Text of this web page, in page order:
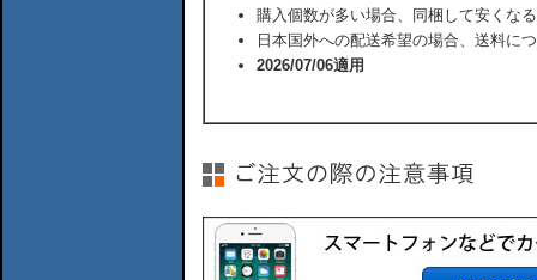
購入個数が多い場合、同梱して安くな
日本国外への配送希望の場合、送料に
2026/07/06適用